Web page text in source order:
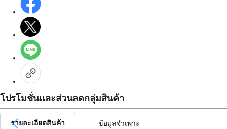
โปรโมชั่นและส่วนลดกลุ่มสินค้า
รายละเอียดสินค้า ข้อมูลจำเพาะ